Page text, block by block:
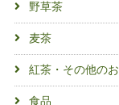
野草茶
麦茶
紅茶・その他の
食品